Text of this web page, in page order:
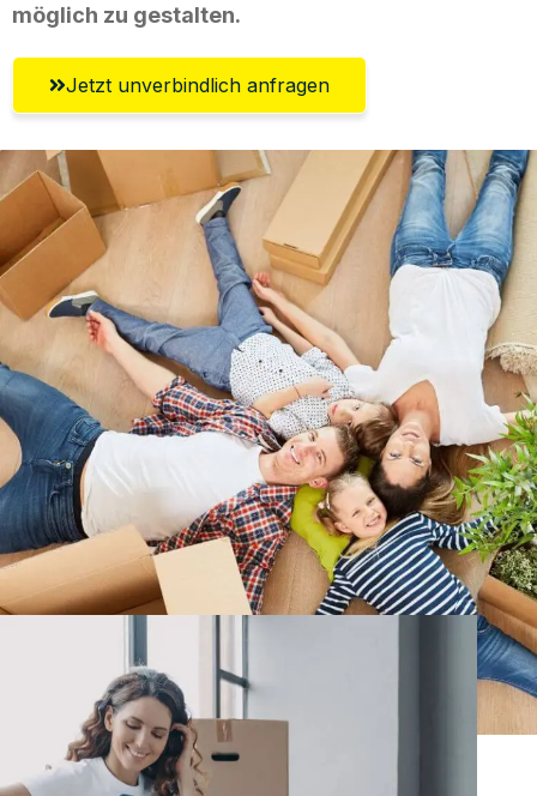
möglich zu gestalten.
Jetzt unverbindlich anfragen